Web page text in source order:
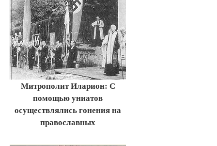
Митрополит Иларион: С
помощью униатов
осуществлялись гонения на
православных